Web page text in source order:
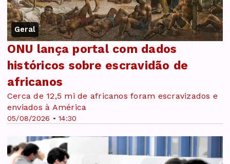
Geral
05/08/2026 • 14:30
ONU lança portal com dados
históricos sobre escravidão de
africanos
Cerca de 12,5 mi de africanos foram escravizados e
enviados à América